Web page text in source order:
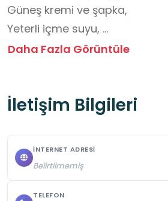
Güneş kremi ve şapka,
Yeterli içme suyu,
Islak mendil ve el dezenfektanı,
Yedek kıyafet ve çorap,
Daha Fazla Görüntüle
İletişim Bilgileri
İNTERNET ADRESI
Belirtilmemiş
TELEFON